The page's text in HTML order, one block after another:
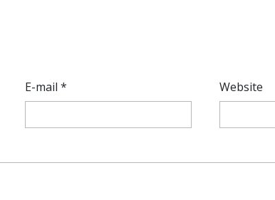
E-mail * Website